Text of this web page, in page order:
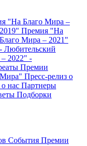
"На Благо Мира –
Премия "На
Мира – 2021"
Любительский
2022" -
Премии
Пресс-релиз о
нас Партнеры
Подборки
События Премии